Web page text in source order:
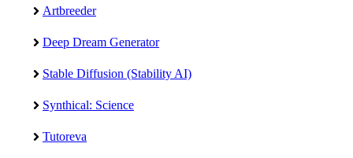
Artbreeder
Deep Dream Generator
Stable Diffusion (Stability AI)
Synthical: Science
Tutoreva